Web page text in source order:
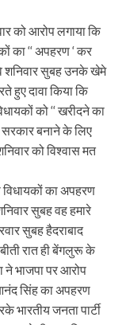
को आरोप लगाया कि
का ‘‘ अपहरण ‘ कर
शनिवार सुबह उनके खेमे
हुए दावा किया कि
को ‘‘ खरीदने का
सरकार बनाने के लिए
को विश्वास मत
विधायकों का अपहरण
सुबह वह हमारे
सुबह हैदराबाद
रात ही बेंगलुरू के
ने भाजपा पर आरोप
सिंह का अपहरण
भारतीय जनता पार्टी